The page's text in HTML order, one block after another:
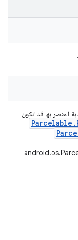
.
العنصر بها قد تكون
Parcelable .